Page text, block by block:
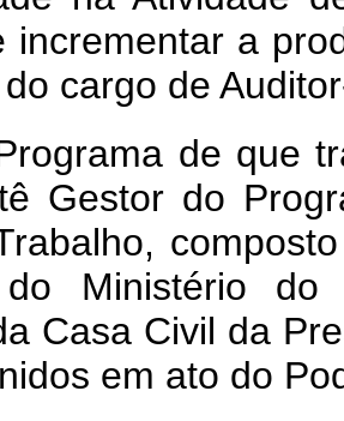
incrementar a
cargo de
de que
Gestor do
Ministério do
Casa Civil da
em ato do